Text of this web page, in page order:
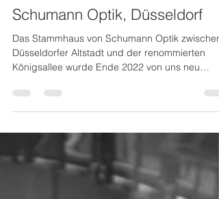
stefansuchanek
23. Mai 2023
1 Min. Lesezeit
Schumann Optik, Düsseldorf
Das Stammhaus von Schumann Optik zwischen
Königsallee wurde Ende 2022 von uns neu
gestaltet....